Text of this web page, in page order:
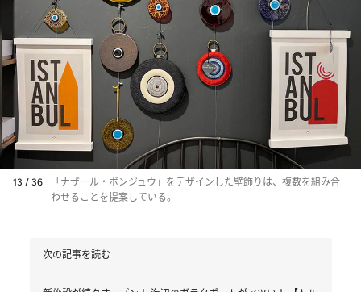
13 / 36
「ナザール・ボンジュウ」をデザインした壁飾りは、複数を組み合
わせることを提案している。
次の記事を読む